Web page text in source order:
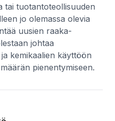
tai tuotantoteollisuuden
jo olemassa olevia
uusien raaka-
johtaa
kemikaalien käyttöön
pienentymiseen.